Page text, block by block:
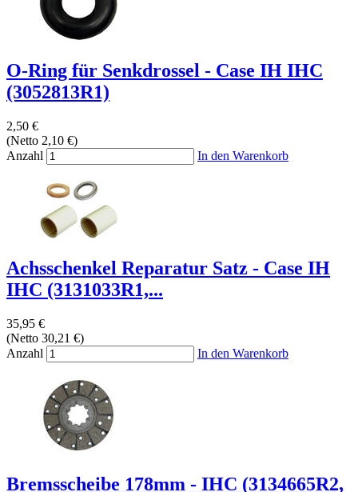
O-Ring für Senkdrossel - Case IH IHC
(3052813R1)
2,50 €
(Netto 2,10 €)
Anzahl
In den Warenkorb
Achsschenkel Reparatur Satz - Case IH
IHC (3131033R1,...
35,95 €
(Netto 30,21 €)
Anzahl
In den Warenkorb
Bremsscheibe 178mm - IHC (3134665R2,